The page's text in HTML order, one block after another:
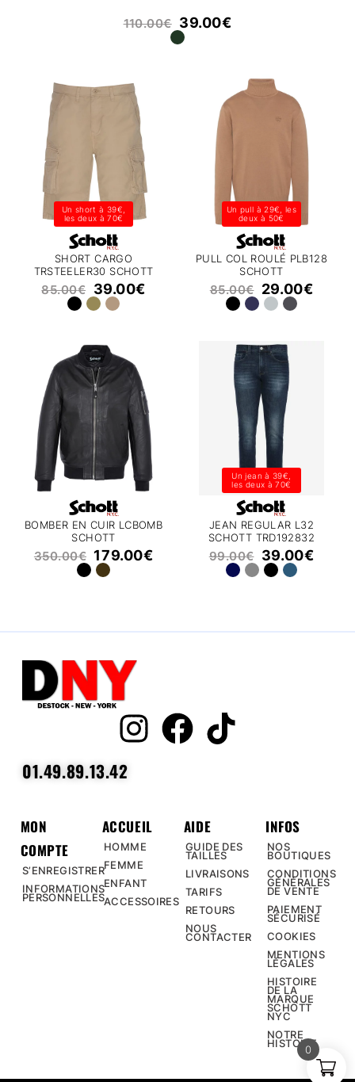
110.00€ 39.00€
Un short à 39€,
les deux à 70€
SHORT CARGO
TRSTEELER30 SCHOTT
85.00€ 39.00€
Un pull à 29€, les
deux à 50€
PULL COL ROULÉ PLB128
SCHOTT
85.00€ 29.00€
BOMBER EN CUIR LCBOMB
SCHOTT
350.00€ 179.00€
Un jean à 39€,
les deux à 70€
JEAN REGULAR L32
SCHOTT TRD192832
99.00€ 39.00€
01.49.89.13.42
MON
COMPTE
S’ENREGISTRER
INFORMATIONS
PERSONNELLES
ACCUEIL
HOMME
FEMME
ENFANT
ACCESSOIRES
AIDE
GUIDE DES
TAILLES
LIVRAISONS
TARIFS
RETOURS
NOUS
CONTACTER
INFOS
NOS
BOUTIQUES
CONDITIONS
GÉNÉRALES
DE VENTE
PAIEMENT
SÉCURISÉ
COOKIES
MENTIONS
LÉGALES
HISTOIRE
DE LA
MARQUE
SCHOTT
NYC
NOTRE
HISTOIRE
0